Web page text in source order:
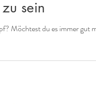
sein
Möchtest du es immer gut